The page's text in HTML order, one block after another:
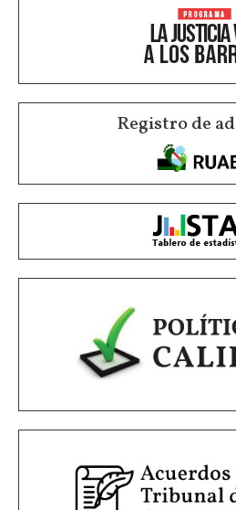
Registro de